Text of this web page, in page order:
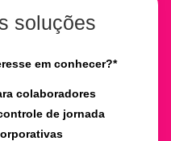
soluções
em conhecer?*
colaboradores
de jornada